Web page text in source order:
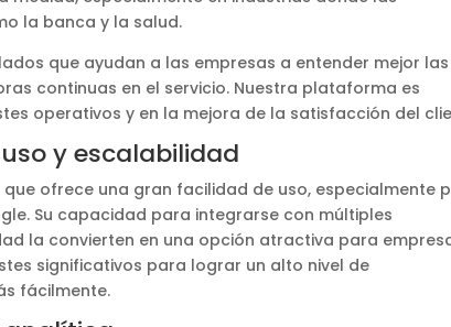
la banca y la salud.
que ayudan a las empresas a entender mejor las
continuas en el servicio. Nuestra plataforma es
operativos y en la mejora de la satisfacción del
y escalabilidad
ofrece una gran facilidad de uso, especialmente
Su capacidad para integrarse con múltiples
la convierten en una opción atractiva para
significativos para lograr un alto nivel de
fácilmente.